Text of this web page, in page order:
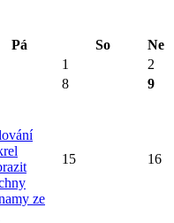
Pá So
Ne
1
2
8 9
ze
15 16